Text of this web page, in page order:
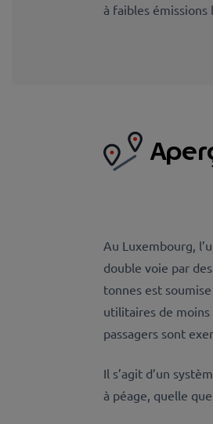
à faibles
Au Luxembourg,
double voie par
tonnes est
utilitaires de
passagers sont
Il s’agit d’un
à péage, quelle